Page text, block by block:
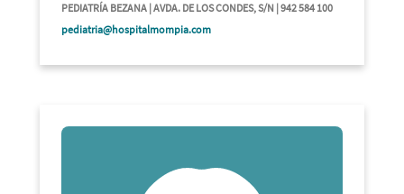
PEDIATRÍA BEZANA | AVDA. DE LOS CONDES, S/N | 942 584 100
pediatria@hospitalmompia.com